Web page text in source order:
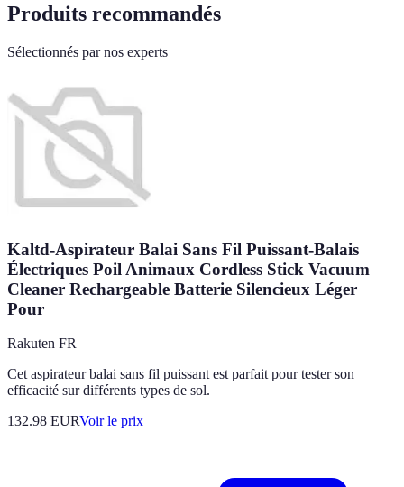
Produits recommandés
Sélectionnés par nos experts
Kaltd-Aspirateur Balai Sans Fil Puissant-Balais
Électriques Poil Animaux Cordless Stick Vacuum
Cleaner Rechargeable Batterie Silencieux Léger
Pour
Rakuten FR
Cet aspirateur balai sans fil puissant est parfait pour tester son
efficacité sur différents types de sol.
132.98 EURVoir le prix